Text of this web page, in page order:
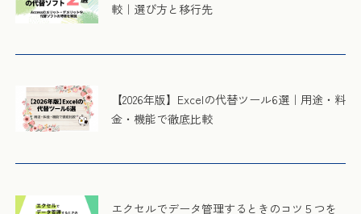
較｜選び方と移行先
【2026年版】Excelの代替ツール6選｜用途・料
金・機能で徹底比較
エクセルでデータ管理するときのコツ５つを